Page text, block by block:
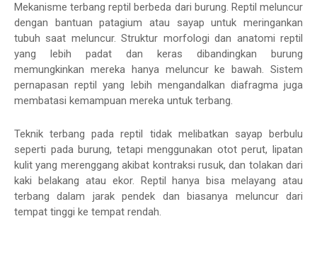
Mekanisme terbang reptil berbeda dari burung. Reptil meluncur
dengan bantuan patagium atau sayap untuk meringankan
tubuh saat meluncur. Struktur morfologi dan anatomi reptil
yang lebih padat dan keras dibandingkan burung
memungkinkan mereka hanya meluncur ke bawah. Sistem
pernapasan reptil yang lebih mengandalkan diafragma juga
membatasi kemampuan mereka untuk terbang.
Teknik terbang pada reptil tidak melibatkan sayap berbulu
seperti pada burung, tetapi menggunakan otot perut, lipatan
kulit yang merenggang akibat kontraksi rusuk, dan tolakan dari
kaki belakang atau ekor. Reptil hanya bisa melayang atau
terbang dalam jarak pendek dan biasanya meluncur dari
tempat tinggi ke tempat rendah.